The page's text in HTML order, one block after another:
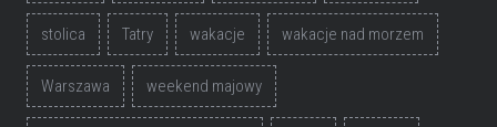
stolica Tatry wakacje wakacje nad morzem
Warszawa weekend majowy